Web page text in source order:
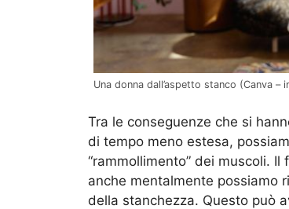
Una donna dall’aspetto stanco (Canva –
Tra le conseguenze che si
di tempo meno estesa,
“rammollimento” dei muscoli.
anche mentalmente possiamo
della stanchezza. Questo può